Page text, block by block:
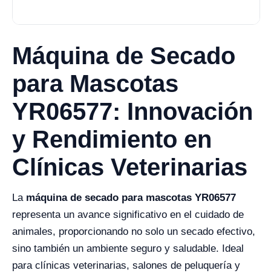
Máquina de Secado
para Mascotas
YR06577: Innovación
y Rendimiento en
Clínicas Veterinarias
La máquina de secado para mascotas YR06577
representa un avance significativo en el cuidado de
animales, proporcionando no solo un secado efectivo,
sino también un ambiente seguro y saludable. Ideal
para clínicas veterinarias, salones de peluquería y